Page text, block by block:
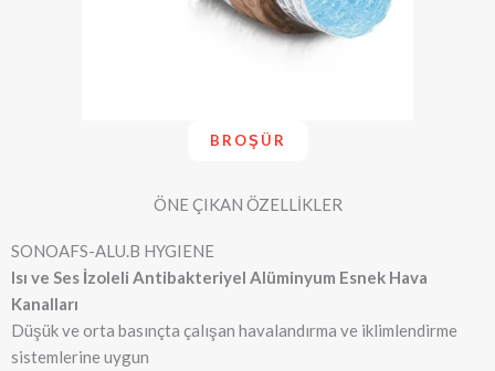
BROŞÜR
ÖNE ÇIKAN ÖZELLİKLER
SONOAFS-ALU.B HYGIENE
Isı ve Ses İzoleli Antibakteriyel Alüminyum Esnek Hava
Kanalları
Düşük ve orta basınçta çalışan havalandırma ve iklimlendirme
sistemlerine uygun